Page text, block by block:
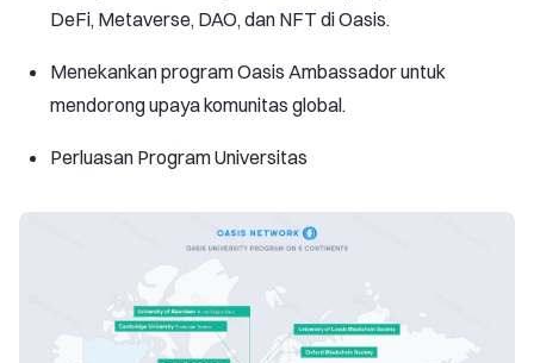
DeFi, Metaverse, DAO, dan NFT di Oasis.
Menekankan program Oasis Ambassador untuk
mendorong upaya komunitas global.
Perluasan Program Universitas